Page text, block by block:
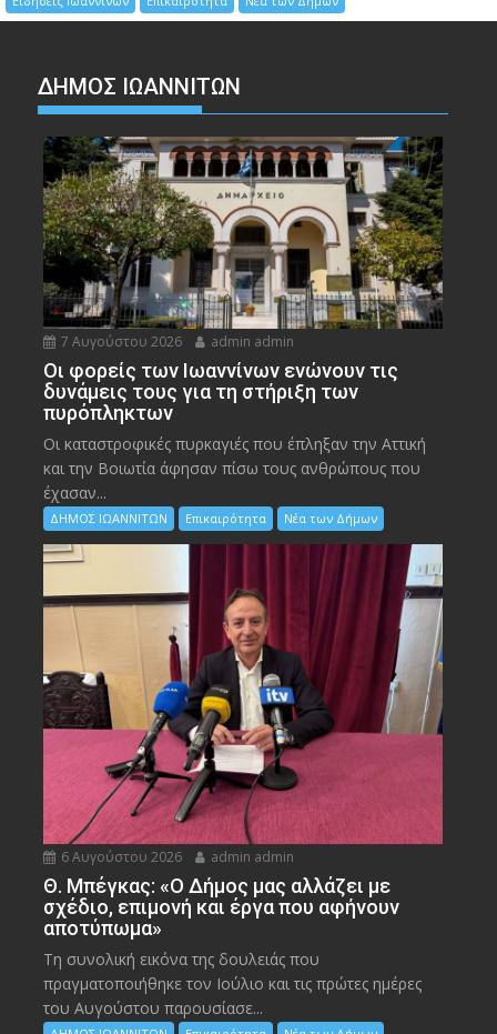
ΔΗΜΟΣ ΙΩΑΝΝΙΤΩΝ
7 Αυγούστου 2026 admin admin
Οι φορείς των Ιωαννίνων ενώνουν τις
δυνάμεις τους για τη στήριξη των
πυρόπληκτων
Οι καταστροφικές πυρκαγιές που έπληξαν την Αττική
και την Bοιωτία άφησαν πίσω τους ανθρώπους που
έχασαν...
ΔΗΜΟΣ ΙΩΑΝΝΙΤΩΝ Επικαιρότητα Νέα των Δήμων
6 Αυγούστου 2026 admin admin
Θ. Μπέγκας: «Ο Δήμος μας αλλάζει με
σχέδιο, επιμονή και έργα που αφήνουν
αποτύπωμα»
Τη συνολική εικόνα της δουλειάς που
πραγματοποιήθηκε τον Ιούλιο και τις πρώτες ημέρες
του Αυγούστου παρουσίασε...